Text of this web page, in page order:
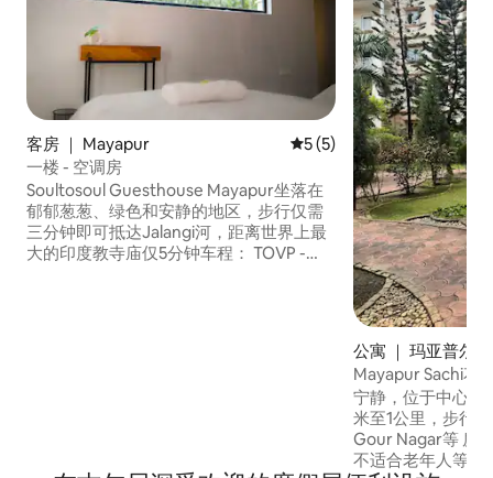
客房 ｜ Mayapur 平均评分 5 分（满分 5 分）
5 (5)
一楼 - 空调房
Soultosoul Guesthouse Mayapur坐落在
郁郁葱葱、绿色和安静的地区，步行仅需
三分钟即可抵达Jalangi河，距离世界上最
大的印度教寺庙仅5分钟车程： TOVP -
公寓 ｜ 玛亚普尔
Mayapur Sachi花
宁静，位于中心地段。 距离
米至1公里，步行
Gour Nagar等 房间位于四楼 - 很多楼梯 -
不适合老年人等。 一间卧室配备双人床，